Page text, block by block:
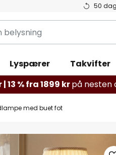
50
Lyspærer Takvifter
13 % fra 1899 krpå nesten
med buet fot